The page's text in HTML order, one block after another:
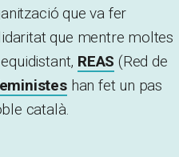
que va fer
que mentre moltes
REAS (Red de
han fet un pas
català.